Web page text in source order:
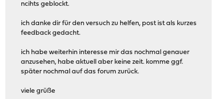
ncihts geblockt.
ich danke dir für den versuch zu helfen, post ist als kurzes
feedback gedacht.
ich habe weiterhin interesse mir das nochmal genauer
anzusehen, habe aktuell aber keine zeit. komme ggf.
später nochmal auf das forum zurück.
viele grüße